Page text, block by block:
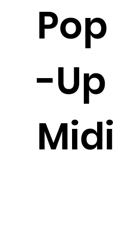
Pop
-Up
Midi